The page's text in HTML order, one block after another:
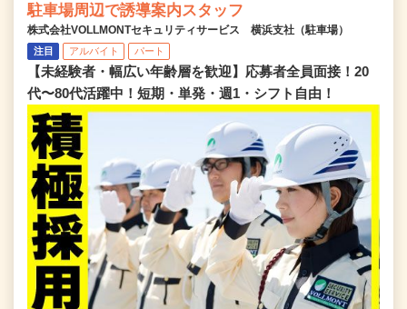
駐車場周辺で誘導案内スタッフ
株式会社VOLLMONTセキュリティサービス 横浜支社（駐車場）
注目 アルバイト パート
【未経験者・幅広い年齢層を歓迎】応募者全員面接！20
代〜80代活躍中！短期・単発・週1・シフト自由！